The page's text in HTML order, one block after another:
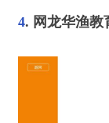
4. 网龙华渔教